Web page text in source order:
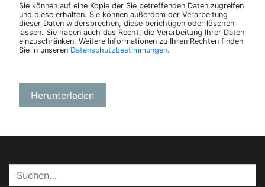
Sie können auf eine Kopie der Sie betreffenden Daten zugreifen
und diese erhalten. Sie können außerdem der Verarbeitung
dieser Daten widersprechen, diese berichtigen oder löschen
lassen. Sie haben auch das Recht, die Verarbeitung Ihrer Daten
einzuschränken. Weitere Informationen zu Ihren Rechten finden
Sie in unseren Datenschutzbestimmungen.